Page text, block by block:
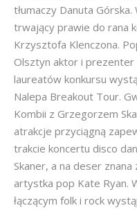
tłumaczy Danuta
trwający prawie do rana
Krzysztofa Klenczona.
Olsztyn aktor i prezenter
laureatów konkursu
Nalepa Breakout Tour.
Kombii z Grzegorzem
atrakcje przyciągną
trakcie koncertu disco
Skaner, a na deser
artystka pop Kate Ryan.
łączącym folk i rock